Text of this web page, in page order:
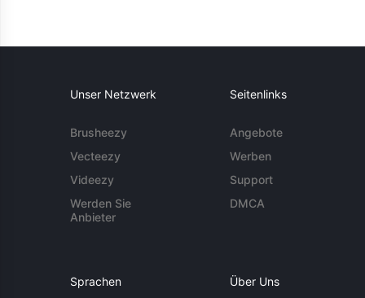
Unser Netzwerk
Brusheezy
Vecteezy
Videezy
Werden Sie
Anbieter
Seitenlinks
Angebote
Werben
Support
DMCA
Sprachen Über Uns